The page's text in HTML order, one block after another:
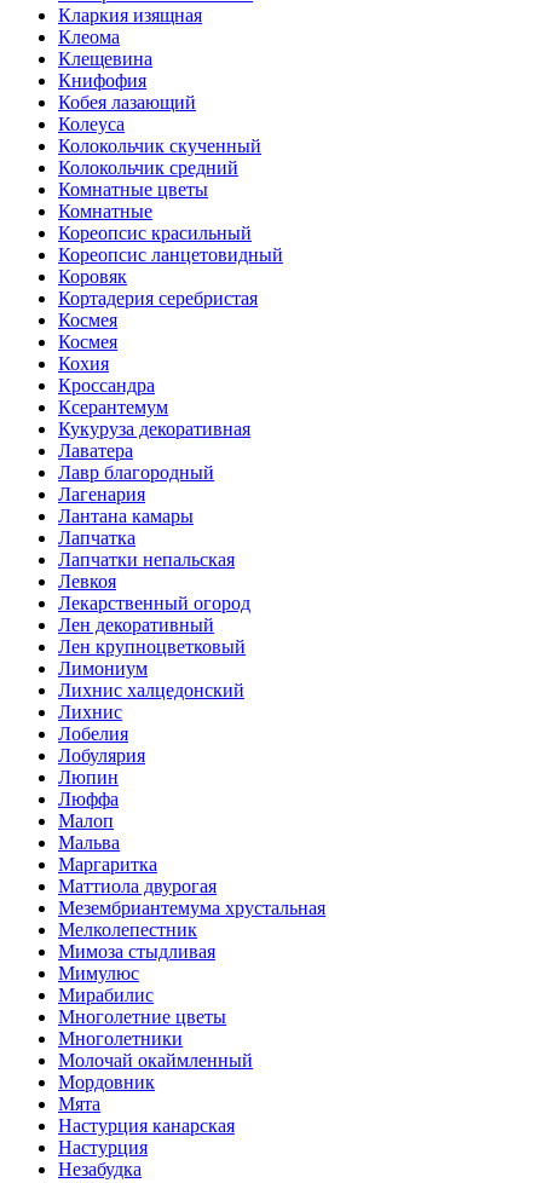
Кларкия изящная
Клеома
Клещевина
Книфофия
Кобея лазающий
Колеуса
Колокольчик скученный
Колокольчик средний
Комнатные цветы
Комнатные
Кореопсис красильный
Кореопсис ланцетовидный
Коровяк
Кортадерия серебристая
Космея
Космея
Кохия
Кроссандра
Ксерантемум
Кукуруза декоративная
Лаватера
Лавр благородный
Лагенария
Лантана камары
Лапчатка
Лапчатки непальская
Левкоя
Лекарственный огород
Лен декоративный
Лен крупноцветковый
Лимониум
Лихнис халцедонский
Лихнис
Лобелия
Лобулярия
Люпин
Люффа
Малоп
Мальва
Маргаритка
Маттиола двурогая
Мезембриантемума хрустальная
Мелколепестник
Мимоза стыдливая
Мимулюс
Мирабилис
Многолетние цветы
Многолетники
Молочай окаймленный
Мордовник
Мята
Настурция канарская
Настурция
Незабудка